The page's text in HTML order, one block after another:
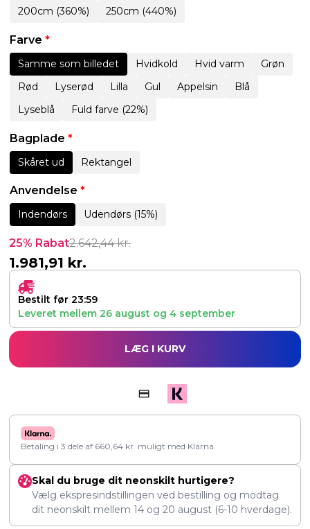
200cm (360%)
250cm (440%)
Farve *
Samme som billedet Hvidkold Hvid varm
Grøn
Rød
Lyserød Lilla Gul Appelsin
Blå
Lyseblå
Fuld farve (22%)
Bagplade *
Skåret ud Rektangel
Anvendelse *
Indendørs Udendørs (15%)
25% Rabat2.642,44kr.
1.981,91 kr.
Bestilt før 23:59
Leveret mellem 26 august og 4 september
LÆG I KURV
Betaling i 3 dele af 660,64 kr. muligt med Klarna.
Skal du bruge dit neonskilt hurtigere?
Vælg ekspresindstillingen ved bestilling og modtag
dit neonskilt mellem 14 og 20 august (6-10 hverdage).